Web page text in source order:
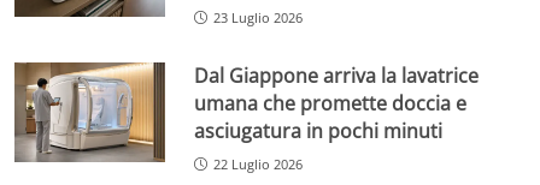
23 Luglio 2026
Dal Giappone arriva la lavatrice
umana che promette doccia e
asciugatura in pochi minuti
22 Luglio 2026